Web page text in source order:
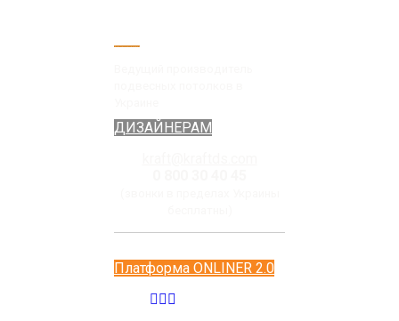
ДИЗАЙНЕРАМ
Платформа ONLINER 2.0